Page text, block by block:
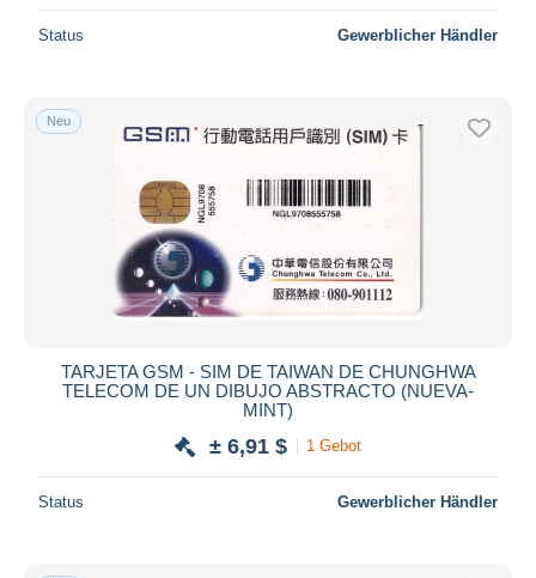
Status Gewerblicher Händler
Neu
TARJETA GSM - SIM DE TAIWAN DE CHUNGHWA
TELECOM DE UN DIBUJO ABSTRACTO (NUEVA-
MINT)
± 6,91 $ 1 Gebot
Status Gewerblicher Händler